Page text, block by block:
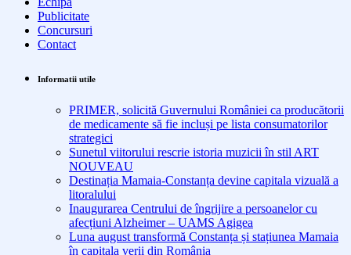
Publicitate
Concursuri
Contact
Informatii utile
PRIMER, solicită Guvernului României ca producătorii
de medicamente să fie incluși pe lista consumatorilor
strategici
Sunetul viitorului rescrie istoria muzicii în stil ART
NOUVEAU
Destinația Mamaia-Constanța devine capitala vizuală a
litoralului
Inaugurarea Centrului de îngrijire a persoanelor cu
afecțiuni Alzheimer – UAMS Agigea
Luna august transformă Constanța și stațiunea Mamaia
în capitala verii din România